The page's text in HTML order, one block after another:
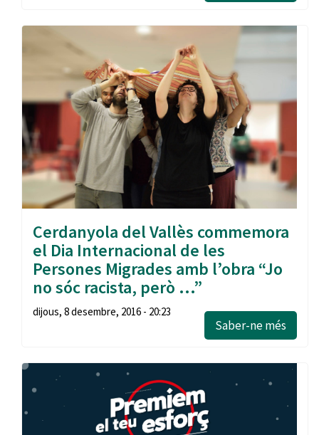
Cerdanyola del Vallès commemora
el Dia Internacional de les
Persones Migrades amb l’obra “Jo
no sóc racista, però ...”
dijous, 8 desembre, 2016 - 20:23
Saber-ne més